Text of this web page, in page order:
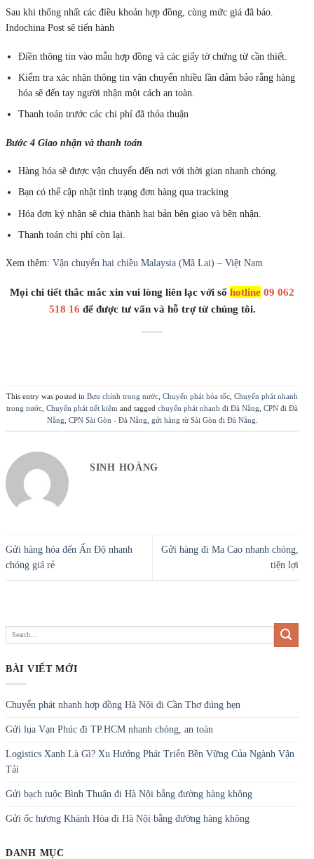
Sau khi thống nhất các điều khoản hợp đồng, cùng mức giá đã báo.
Indochina Post sẽ tiến hành
Điền thông tin vào mẫu hợp đồng và các giấy tờ chứng từ cần thiết.
Kiểm tra xác nhận thông tin vận chuyển nhiều lần đảm bảo rằng hàng
hóa sẽ đến tay người nhận một cách an toàn.
Thanh toán trước các chi phí đã thỏa thuận
Bước 4 Giao nhận và thanh toán
Hàng hóa sẽ được vận chuyển đến nơi với thời gian nhanh chóng.
Bạn có thể cập nhật tình trạng đơn hàng qua tracking
Hóa đơn ký nhận sẽ chia thành hai bản bên giao và bên nhận.
Thanh toán chi phí còn lại.
Xem thêm: Vận chuyển hai chiều Malaysia (Mã Lai) – Việt Nam
Mọi chi tiết thắc mắc xin vui lòng liên lạc với số hotline 09 062
518 16 để được tư vấn và hỗ trợ từ chúng tôi.
This entry was posted in Bưu chính trong nước Chuyển phát hỏa tốc Chuyển phát nhanh
trong nước Chuyển phát tiết kiệm and tagged chuyển phát nhanh đi Đà Nẵng CPN đi Đà
Nẵng CPN Sài Gòn - Đà Nẵng gửi hàng từ Sài Gòn đi Đà Nẵng
SINH HOÀNG
Gửi hàng hóa đến Ấn Độ nhanh
chóng giá rẻ
Gửi hàng đi Ma Cao nhanh chóng,
tiện lợi
BÀI VIẾT MỚI
Chuyển phát nhanh hợp đồng Hà Nội đi Cần Thơ đúng hẹn
Gửi lụa Vạn Phúc đi TP.HCM nhanh chóng, an toàn
Logistics Xanh Là Gì? Xu Hướng Phát Triển Bền Vững Của Ngành Vận
Tải
Gửi bạch tuộc Bình Thuận đi Hà Nội bằng đường hàng không
Gửi ốc hương Khánh Hòa đi Hà Nội bằng đường hàng không
DANH MỤC